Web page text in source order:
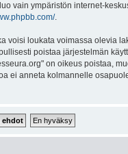
vain ympäristön internet-
.
loukata voimassa olevia
poistaa järjestelmän
on oikeus poistaa,
ei anneta kolmannelle